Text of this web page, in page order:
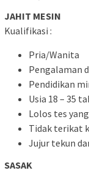
JAHIT MESIN
Kualifikasi :
Pria/Wanita
Pengalaman
Pendidikan
Usia 18 – 35
Lolos tes
Tidak terikat
Jujur tekun
SASAK